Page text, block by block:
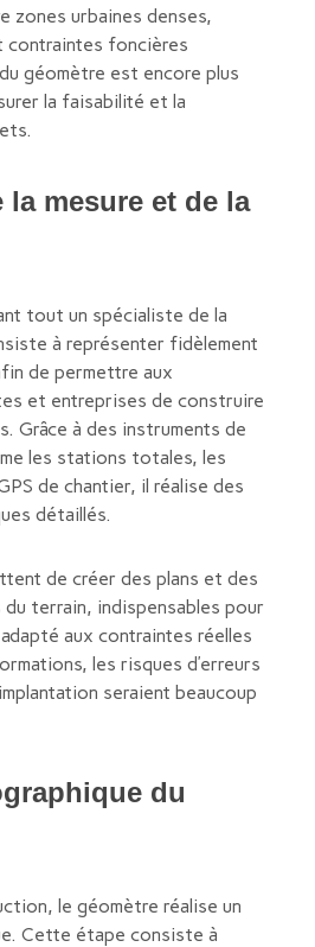
zones urbaines denses,
contraintes foncières
géomètre est encore plus
la faisabilité et la
la mesure et de la
tout un spécialiste de la
à représenter fidèlement
de permettre aux
et entreprises de construire
Grâce à des instruments de
les stations totales, les
de chantier, il réalise des
détaillés.
de créer des plans et des
du terrain, indispensables pour
aux contraintes réelles
les risques d’erreurs
seraient beaucoup
du
le géomètre réalise un
Cette étape consiste à